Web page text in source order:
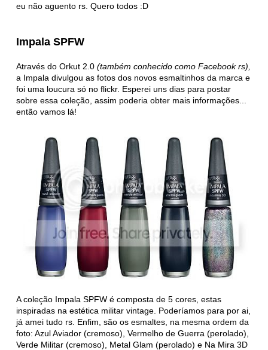
eu não aguento rs. Quero todos :D
Impala SPFW
Através do Orkut 2.0(também conhecido como Facebook rs),
a Impala divulgou as fotos dos novos esmaltinhos da marca e
foi uma loucura só no flickr. Esperei uns dias para postar
sobre essa coleção, assim poderia obter mais informações...
então vamos lá!
A coleção Impala SPFW é composta de 5 cores, estas
inspiradas na estética militar vintage. Poderíamos para por ai,
já amei tudo rs. Enfim, são os esmaltes, na mesma ordem da
foto: Azul Aviador (cremoso), Vermelho de Guerra (perolado),
Verde Militar (cremoso), Metal Glam (perolado) e Na Mira 3D